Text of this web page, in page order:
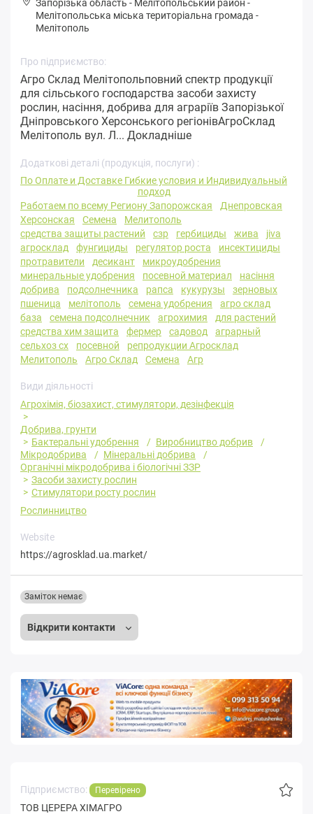
Запорізька область - Мелітопольський район -
Мeлітoпoльськa міська територіальна громада -
Мелітополь
Про підприємство:
Агро Склад Мелітопольповний спектр продукції
для сільського господарства засоби захисту
рослин, насіння, добрива для аграріїв Запорізької
Дніпровського Херсонського регіонівАгроСклад
Мелітополь вул. Л... Докладніше
Додаткові деталі (продукція, послуги) :
По Оплате и Доставке Гибкие условия и Индивидуальный
подход
Работаем по всему Региону Запорожская
Днепровская
Херсонская
Семена
Мелитополь
средства защиты растений
сзр гербициды жива
jiva
агросклад
фунгициды регулятор роста
инсектициды
протравители
десикант
микроудобрения
минеральные удобрения
посевной материал
насіння
добрива
подсолнечника рапса кукурузы
зерновых
пшеница
мелітополь семена удобрения
агро склад
база
семена подсолнечник агрохимия
для растений
средства хим защита
фермер садовод
аграрный
сельхоз сх
посевной
репродукции Агросклад
Мелитополь
Агро Склад Семена Агр
Види діяльності
Агрохімія, біозахист, стимулятори, дезінфекція
Добрива, грунти
Бактеральні удобрення
Виробництво добрив
Мікродобрива
Мінеральні добрива
Органічні мікродобрива і біологічні ЗЗР
Засоби захисту рослин
Стимулятори росту рослин
Рослинництво
Website
https://agrosklad.ua.market/
Відкрити контакти
Заміток немає
Підприємство: Перевірено
ТОВ ЦЕРЕРА ХІМАГРО